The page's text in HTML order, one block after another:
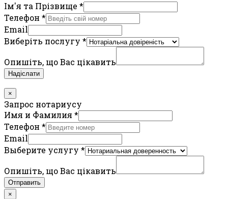
Ім'я та Прізвище *
Телефон *
Email
Виберіть послугу *
Опишіть, що Вас цікавить
Надіслати
×
Запрос нотариусу
Имя и Фамилия *
Телефон *
Email
Выберите услугу *
Опишіть, що Вас цікавить
Отправить
×